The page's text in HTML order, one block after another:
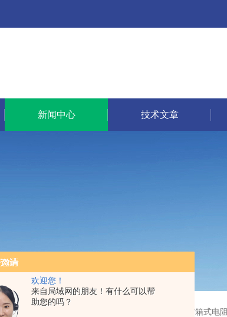
欢迎您！
来自局域网的朋友！有什么可以帮
助您的吗？
新闻中心 技术文章
烘箱等/箱式电阻炉/陶瓷纤维马弗炉/高温马弗炉/管式炉/气氛炉/试验箱/摇床/振荡器/水槽/水浴锅等